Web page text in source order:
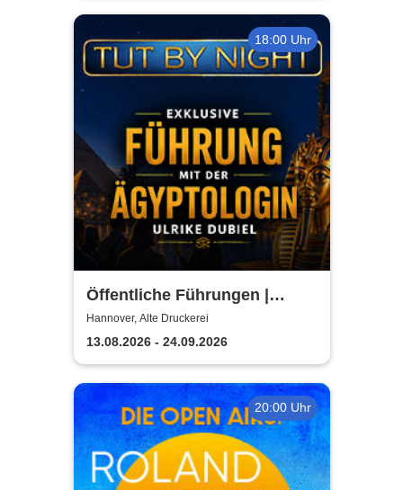
18:00 Uhr
Öffentliche Führungen |
TUTANCHAMUN | Hannover -
Ein Immersives Abenteuer
Hannover, Alte Druckerei
13.08.2026 - 24.09.2026
20:00 Uhr